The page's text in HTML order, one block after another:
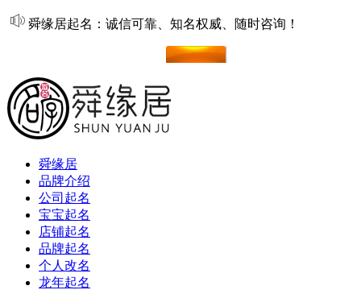
舜缘居起名：诚信可靠、知名权威、随时咨询！
舜缘居
品牌介绍
公司起名
宝宝起名
店铺起名
品牌起名
个人改名
龙年起名